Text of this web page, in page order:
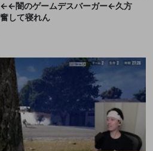
←←闇のゲームデスバーガー←久方
して寝れん